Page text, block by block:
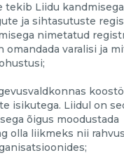
tekib Liidu kandmisega
ja sihtasutuste
nimetatud
omandada varalisi ja
isikutega. Liidul on
õigus moodustada
olla liikmeks nii